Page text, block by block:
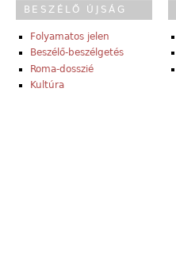
BESZÉLŐ ÚJSÁG
Folyamatos jelen
Beszélő-beszélgetés
Roma-dosszié
Kultúra